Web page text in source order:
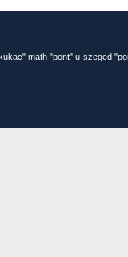
math "pont" u-szeged